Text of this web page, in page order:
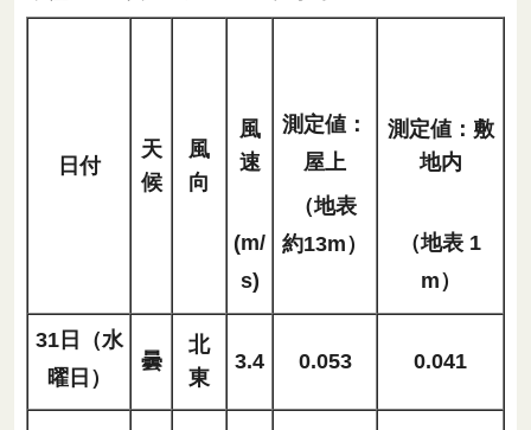
日付
天
候
風
向
風
速
(m/
s)
測定値：
屋上
（地表
約13m）
測定値：敷
地内
（地表 1
m）
31日（水
曜日）
曇
北
東
3.4 0.053 0.041